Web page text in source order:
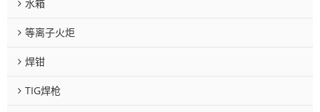
水箱
等离子火炬
焊钳
TIG焊枪